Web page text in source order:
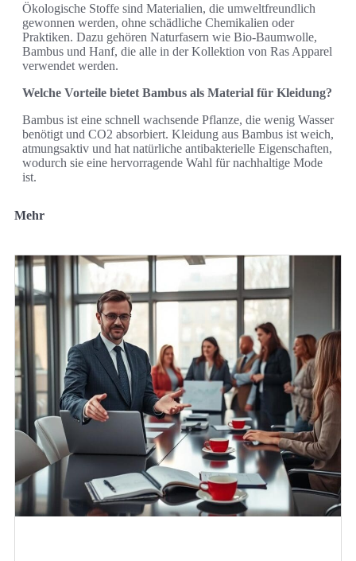
Ökologische Stoffe sind Materialien, die umweltfreundlich
gewonnen werden, ohne schädliche Chemikalien oder
Praktiken. Dazu gehören Naturfasern wie Bio-Baumwolle,
Bambus und Hanf, die alle in der Kollektion von Ras Apparel
verwendet werden.
Welche Vorteile bietet Bambus als Material für Kleidung?
Bambus ist eine schnell wachsende Pflanze, die wenig Wasser
benötigt und CO2 absorbiert. Kleidung aus Bambus ist weich,
atmungsaktiv und hat natürliche antibakterielle Eigenschaften,
wodurch sie eine hervorragende Wahl für nachhaltige Mode
ist.
Mehr